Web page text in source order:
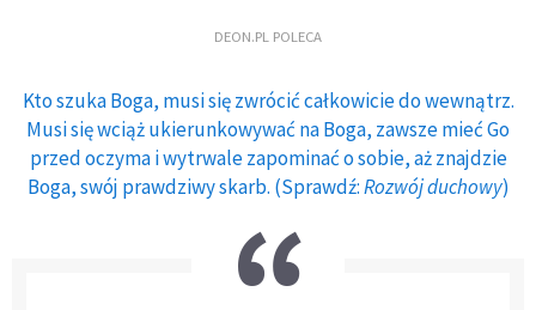
DEON.PL POLECA
Kto szuka Boga, musi się zwrócić całkowicie do wewnątrz.
Musi się wciąż ukierunkowywać na Boga, zawsze mieć Go
przed oczyma i wytrwale zapominać o sobie, aż znajdzie
Boga, swój prawdziwy skarb. (Sprawdź:Rozwój duchowy)